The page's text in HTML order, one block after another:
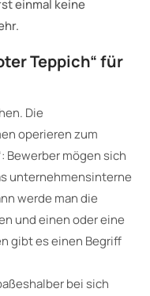
einmal keine
Teppich“ für
Die
operieren zum
Bewerber mögen sich
unternehmensinterne
werde man die
und einen oder eine
gibt es einen Begriff
bei sich